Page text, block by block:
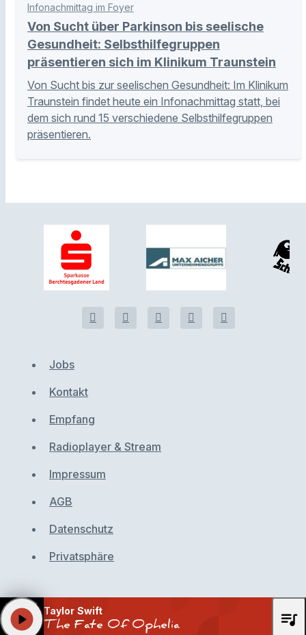
Infonachmittag im Foyer
Von Sucht über Parkinson bis seelische
Gesundheit: Selbsthilfegruppen
präsentieren sich im Klinikum Traunstein
Von Sucht bis zur seelischen Gesundheit: Im Klinikum
Traunstein findet heute ein Infonachmittag statt, bei
dem sich rund 15 verschiedene Selbsthilfegruppen
präsentieren.
Jobs
Kontakt
Empfang
Radioplayer & Stream
Impressum
AGB
Datenschutz
Privatsphäre
Taylor Swift
The Fate Of Ophelia
play_arrow queue_music